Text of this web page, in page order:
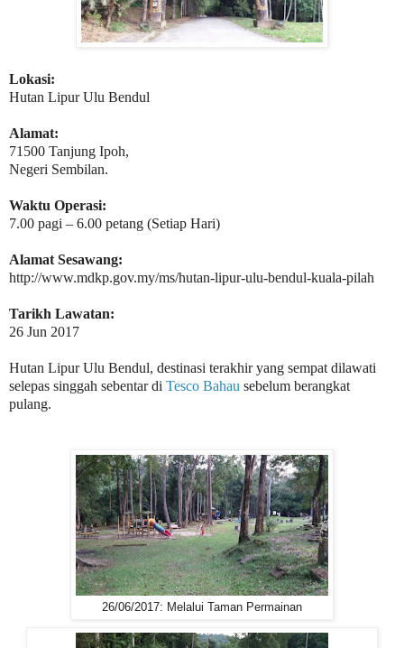
Lokasi:
Hutan Lipur Ulu Bendul
Alamat:
71500 Tanjung Ipoh,
Negeri Sembilan.
Waktu Operasi:
7.00 pagi – 6.00 petang (Setiap Hari)
Alamat Sesawang:
http://www.mdkp.gov.my/ms/hutan-lipur-ulu-bendul-kuala-pilah
Tarikh Lawatan:
26 Jun 2017
Hutan Lipur Ulu Bendul, destinasi terakhir yang sempat dilawati
selepas singgah sebentar di Tesco Bahau sebelum berangkat
pulang.
26/06/2017: Melalui Taman Permainan